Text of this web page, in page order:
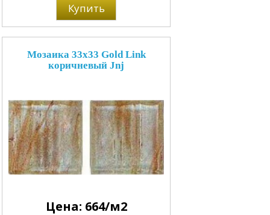
Купить
Мозаика 33x33 Gold Link
коричневый Jnj
Цена: 664/м2